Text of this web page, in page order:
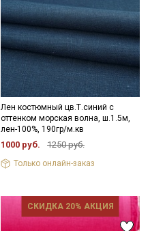
Лен костюмный цв.Т.синий с
оттенком морская волна, ш.1.5м,
лен-100%, 190гр/м.кв
1000 руб. 1250 руб.
Только онлайн-заказ
СКИДКА 20% АКЦИЯ